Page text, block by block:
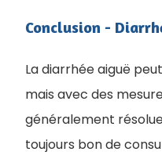
Conclusion -
La diarrhée aiguë
mais avec des
généralement
toujours bon de